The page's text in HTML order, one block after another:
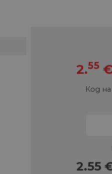
2.55
Код
2.55